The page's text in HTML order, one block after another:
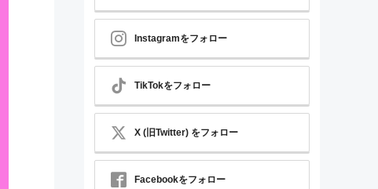
Instagramをフォロー
TikTokをフォロー
X (旧Twitter) をフォロー
Facebookをフォロー